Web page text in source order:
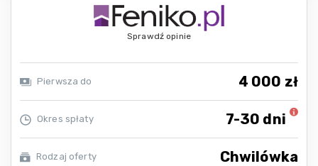
Sprawdź opinie
Pierwsza do 4 000 zł
Okres spłaty 7-30 dni
Rodzaj oferty Chwilówka